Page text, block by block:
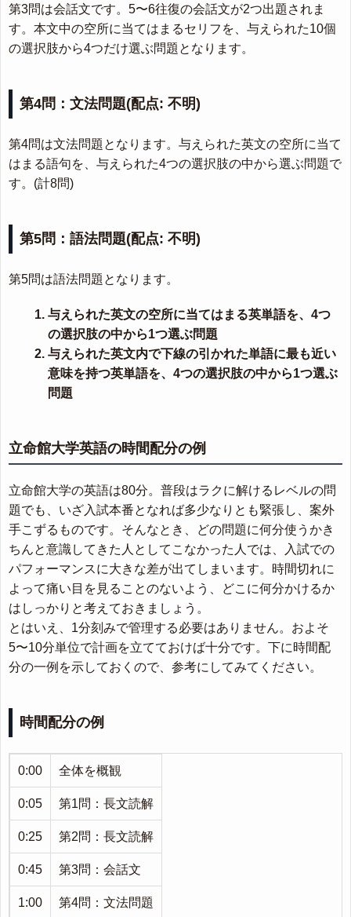
第3問は会話文です。5〜6往復の会話文が2つ出題されま
す。本文中の空所に当てはまるセリフを、与えられた10個
の選択肢から4つだけ選ぶ問題となります。
第4問：文法問題(配点: 不明)
第4問は文法問題となります。与えられた英文の空所に当て
はまる語句を、与えられた4つの選択肢の中から選ぶ問題で
す。(計8問)
第5問：語法問題(配点: 不明)
第5問は語法問題となります。
与えられた英文の空所に当てはまる英単語を、4つ
の選択肢の中から1つ選ぶ問題
与えられた英文内で下線の引かれた単語に最も近い
意味を持つ英単語を、4つの選択肢の中から1つ選ぶ
問題
立命館大学英語の時間配分の例
立命館大学の英語は80分。普段はラクに解けるレベルの問
題でも、いざ入試本番となれば多少なりとも緊張し、案外
手こずるものです。そんなとき、どの問題に何分使うかき
ちんと意識してきた人としてこなかった人では、入試での
パフォーマンスに大きな差が出てしまいます。時間切れに
よって痛い目を見ることのないよう、どこに何分かけるか
はしっかりと考えておきましょう。
とはいえ、1分刻みで管理する必要はありません。およそ
5〜10分単位で計画を立てておけば十分です。下に時間配
分の一例を示しておくので、参考にしてみてください。
時間配分の例
0:00 全体を概観
0:05 第1問：長文読解
0:25 第2問：長文読解
0:45 第3問：会話文
1:00 第4問：文法問題